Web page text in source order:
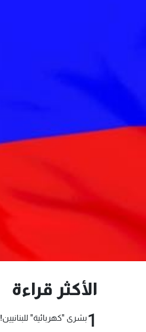
الأكثر قراءة
1بشرى "كهربائية" للبنانيين!